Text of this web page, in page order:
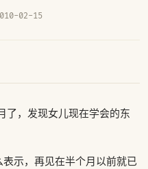
02-15
了，发现女儿现在学会的东
示，再见在半个月以前就已